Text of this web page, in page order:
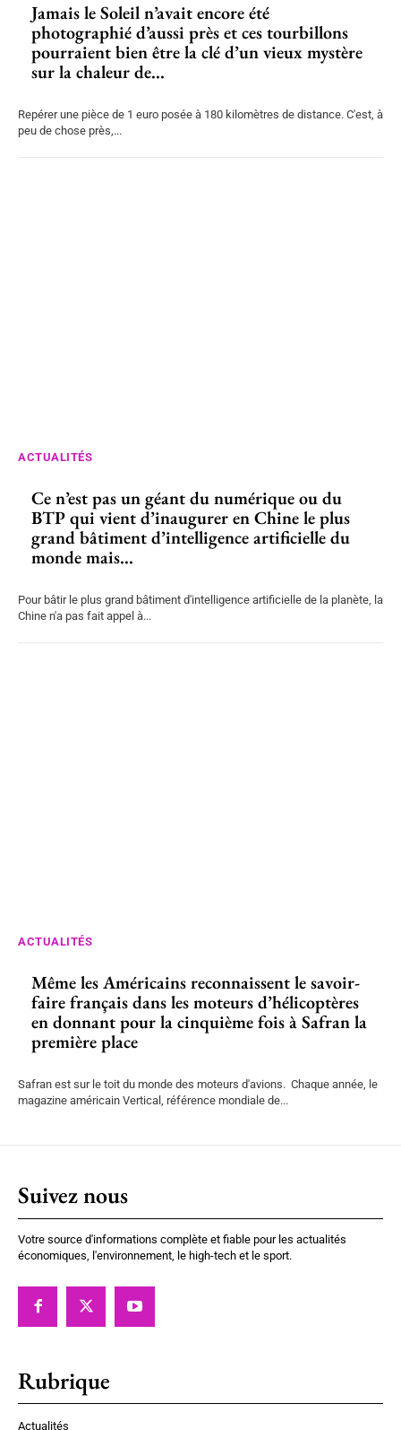
Jamais le Soleil n’avait encore été
photographié d’aussi près et ces tourbillons
pourraient bien être la clé d’un vieux mystère
sur la chaleur de...
Repérer une pièce de 1 euro posée à 180 kilomètres de distance. C'est, à
peu de chose près,...
ACTUALITÉS
Ce n’est pas un géant du numérique ou du
BTP qui vient d’inaugurer en Chine le plus
grand bâtiment d’intelligence artificielle du
monde mais...
Pour bâtir le plus grand bâtiment d'intelligence artificielle de la planète, la
Chine n'a pas fait appel à...
ACTUALITÉS
Même les Américains reconnaissent le savoir-
faire français dans les moteurs d’hélicoptères
en donnant pour la cinquième fois à Safran la
première place
Safran est sur le toit du monde des moteurs d'avions. Chaque année, le
magazine américain Vertical, référence mondiale de...
Suivez nous
Votre source d'informations complète et fiable pour les actualités
économiques, l'environnement, le high-tech et le sport.
Rubrique
Actualités